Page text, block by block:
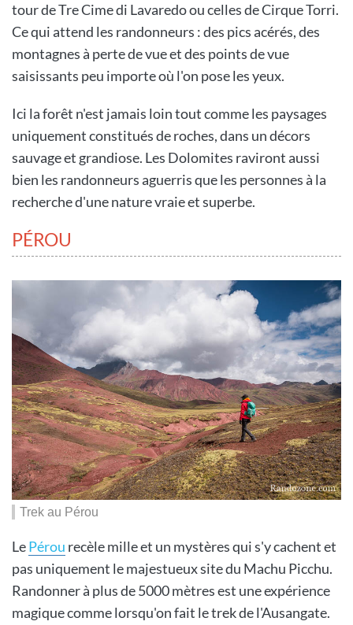
tour de Tre Cime di Lavaredo ou celles de Cirque Torri.
Ce qui attend les randonneurs : des pics acérés, des
montagnes à perte de vue et des points de vue
saisissants peu importe où l'on pose les yeux.
Ici la forêt n'est jamais loin tout comme les paysages
uniquement constitués de roches, dans un décors
sauvage et grandiose. Les Dolomites raviront aussi
bien les randonneurs aguerris que les personnes à la
recherche d'une nature vraie et superbe.
PÉROU
Trek au Pérou
LePérou recèle mille et un mystères qui s'y cachent et
pas uniquement le majestueux site du Machu Picchu.
Randonner à plus de 5000 mètres est une expérience
magique comme lorsqu'on fait le trek de l'Ausangate.